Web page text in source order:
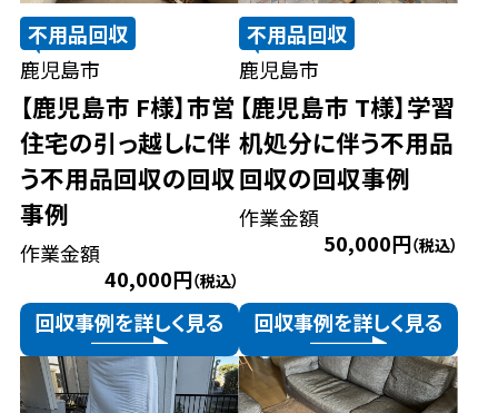
不用品回収
鹿児島市
【鹿児島市 F様】市営
住宅の引っ越しに伴
う不用品回収の回収
事例
作業金額
40,000円（税込）
回収事例を詳しく見る
不用品回収
鹿児島市
【鹿児島市 T様】学習
机処分に伴う不用品
回収の回収事例
作業金額
50,000円（税込）
回収事例を詳しく見る